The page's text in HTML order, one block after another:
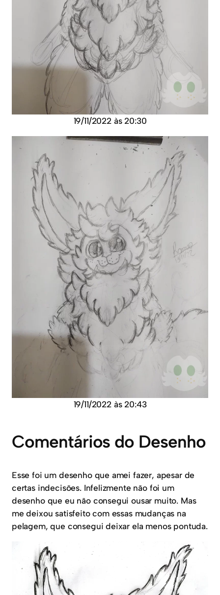
19/11/2022 às 20:30
19/11/2022 às 20:43
Comentários do Desenho
Esse foi um desenho que amei fazer, apesar de
certas indecisões. Infelizmente não foi um
desenho que eu não consegui ousar muito. Mas
me deixou satisfeito com essas mudanças na
pelagem, que consegui deixar ela menos pontuda.